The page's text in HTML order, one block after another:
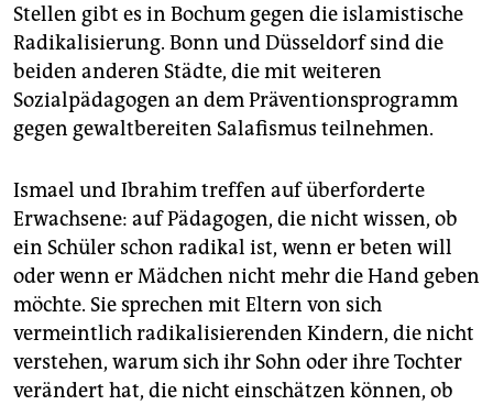
Stellen gibt es in Bochum gegen die islamistische
Radikalisierung. Bonn und Düsseldorf sind die
beiden anderen Städte, die mit weiteren
Sozialpädagogen an dem Präventionsprogramm
gegen gewaltbereiten Salafismus teilnehmen.
Ismael und Ibrahim treffen auf überforderte
Erwachsene: auf Pädagogen, die nicht wissen, ob
ein Schüler schon radikal ist, wenn er beten will
oder wenn er Mädchen nicht mehr die Hand geben
möchte. Sie sprechen mit Eltern von sich
vermeintlich radikalisierenden Kindern, die nicht
verstehen, warum sich ihr Sohn oder ihre Tochter
verändert hat, die nicht einschätzen können, ob